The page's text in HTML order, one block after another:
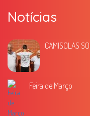
Notícias
CAMISOLAS
Feira de Março